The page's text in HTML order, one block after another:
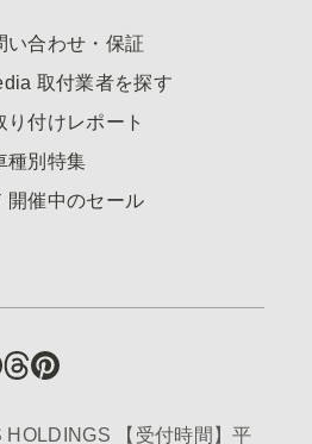
い合わせ・保証
取付業者を探す
り付けレポート
種別特集
開催中のセール
【受付時間】平